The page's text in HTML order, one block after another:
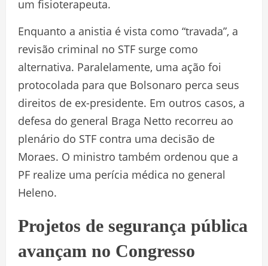
um fisioterapeuta.
Enquanto a anistia é vista como “travada”, a
revisão criminal no STF surge como
alternativa. Paralelamente, uma ação foi
protocolada para que Bolsonaro perca seus
direitos de ex-presidente. Em outros casos, a
defesa do general Braga Netto recorreu ao
plenário do STF contra uma decisão de
Moraes. O ministro também ordenou que a
PF realize uma perícia médica no general
Heleno.
Projetos de segurança pública
avançam no Congresso